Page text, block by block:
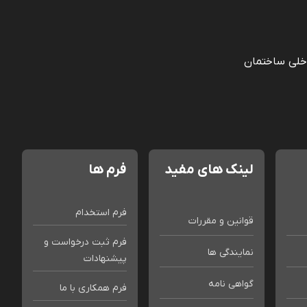
ساختمان
لینک های مفید
قوانین و مقررات
نمایندگی ها
گواهی نامه
فرم ها
فرم استخدام
فرم ثبت درخواست و
پیشنهادات
فرم همکاری با ما